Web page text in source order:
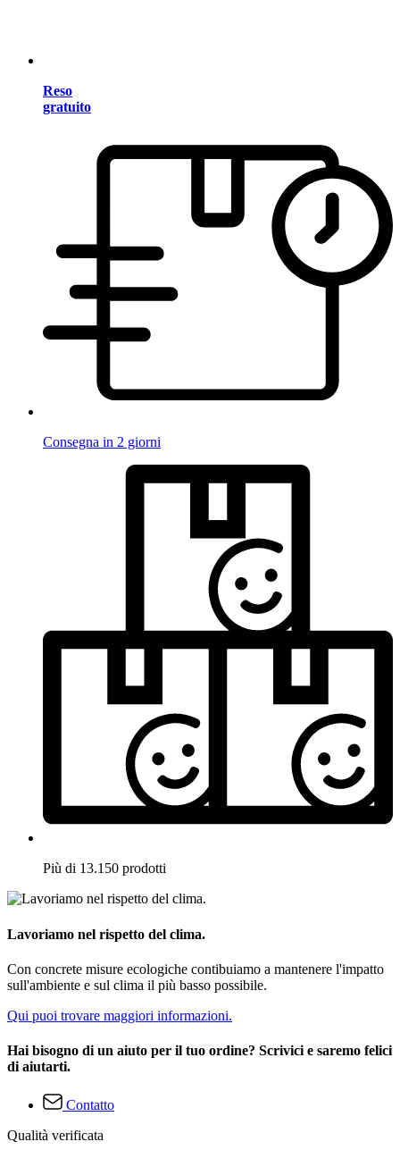
Reso
gratuito
Consegna in 2 giorni
Più di 13.150 prodotti
Lavoriamo nel rispetto del clima.
Con concrete misure ecologiche contibuiamo a mantenere l'impatto
sull'ambiente e sul clima il più basso possibile.
Qui puoi trovare maggiori informazioni.
Hai bisogno di un aiuto per il tuo ordine? Scrivici e saremo felici
di aiutarti.
Contatto
Qualità verificata